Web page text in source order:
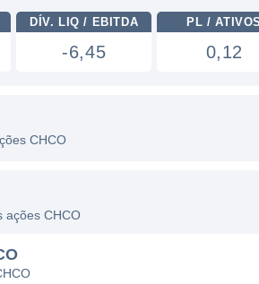
DÍV. LIQ / EBITDA
-6,45
PL / ATIVOS
0,12
CHCO
ações CHCO